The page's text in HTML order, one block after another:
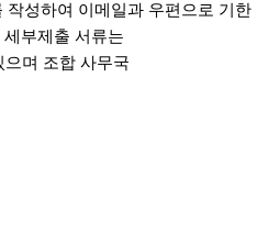
작성하여 이메일과 우편으로 기한
부제출 서류는
며 조합 사무국